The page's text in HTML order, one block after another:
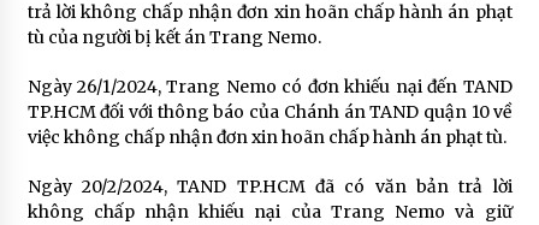
trả lời không chấp nhận đơn xin hoãn chấp hành án phạt
tù của người bị kết án Trang Nemo.
Ngày 26/1/2024, Trang Nemo có đơn khiếu nại đến TAND
TP.HCM đối với thông báo của Chánh án TAND quận 10 về
việc không chấp nhận đơn xin hoãn chấp hành án phạt tù.
Ngày 20/2/2024, TAND TP.HCM đã có văn bản trả lời
không chấp nhận khiếu nại của Trang Nemo và giữ